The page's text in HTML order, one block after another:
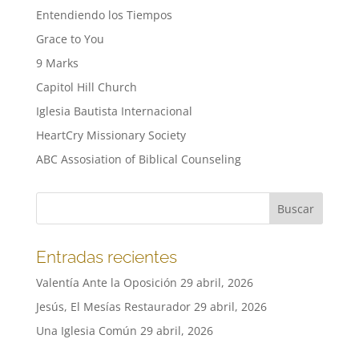
Entendiendo los Tiempos
Grace to You
9 Marks
Capitol Hill Church
Iglesia Bautista Internacional
HeartCry Missionary Society
ABC Assosiation of Biblical Counseling
Entradas recientes
Valentía Ante la Oposición 29 abril, 2026
Jesús, El Mesías Restaurador 29 abril, 2026
Una Iglesia Común 29 abril, 2026